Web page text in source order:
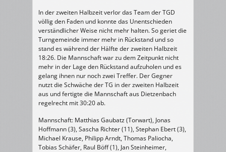
In der zweiten Halbzeit verlor das Team der TGD
völlig den Faden und konnte das Unentschieden
verständlicher Weise nicht mehr halten. So geriet die
Turngemeinde immer mehr in Rückstand und so
stand es während der Hälfte der zweiten Halbzeit
18:26. Die Mannschaft war zu dem Zeitpunkt nicht
mehr in der Lage den Rückstand aufzuholen und es
gelang ihnen nur noch zwei Treffer. Der Gegner
nutzt die Schwäche der TG in der zweiten Halbzeit
aus und fertigte die Mannschaft aus Dietzenbach
regelrecht mit 30:20 ab.
Mannschaft: Matthias Gaubatz (Torwart), Jonas
Hoffmann (3), Sascha Richter (11), Stephan Ebert (3),
Michael Krause, Philipp Arndt, Thomas Paliocha,
Tobias Schäfer, Raul Böff (1), Jan Steinheimer,